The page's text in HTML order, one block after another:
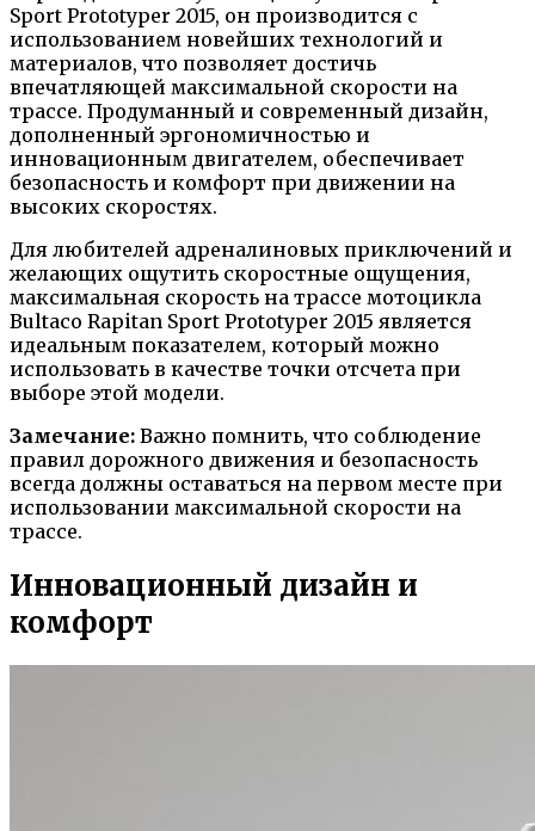
Sport Prototyper 2015, он производится с
использованием новейших технологий и
материалов, что позволяет достичь
впечатляющей максимальной скорости на
трассе. Продуманный и современный дизайн,
дополненный эргономичностью и
инновационным двигателем, обеспечивает
безопасность и комфорт при движении на
высоких скоростях.
Для любителей адреналиновых приключений и
желающих ощутить скоростные ощущения,
максимальная скорость на трассе мотоцикла
Bultaco Rapitan Sport Prototyper 2015 является
идеальным показателем, который можно
использовать в качестве точки отсчета при
выборе этой модели.
Замечание: Важно помнить, что соблюдение
правил дорожного движения и безопасность
всегда должны оставаться на первом месте при
использовании максимальной скорости на
трассе.
Инновационный дизайн и
комфорт